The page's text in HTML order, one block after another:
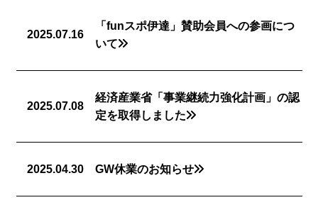
2025.07.16
「funスポ伊達」賛助会員への参画につ
いて
2025.07.08
経済産業省「事業継続力強化計画」の認
定を取得しました
2025.04.30 GW休業のお知らせ